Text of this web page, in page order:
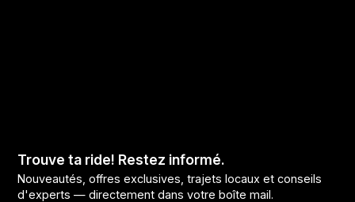
Trouve ta ride! Restez informé.
Nouveautés, offres exclusives, trajets locaux et conseils
d'experts — directement dans votre boîte mail.